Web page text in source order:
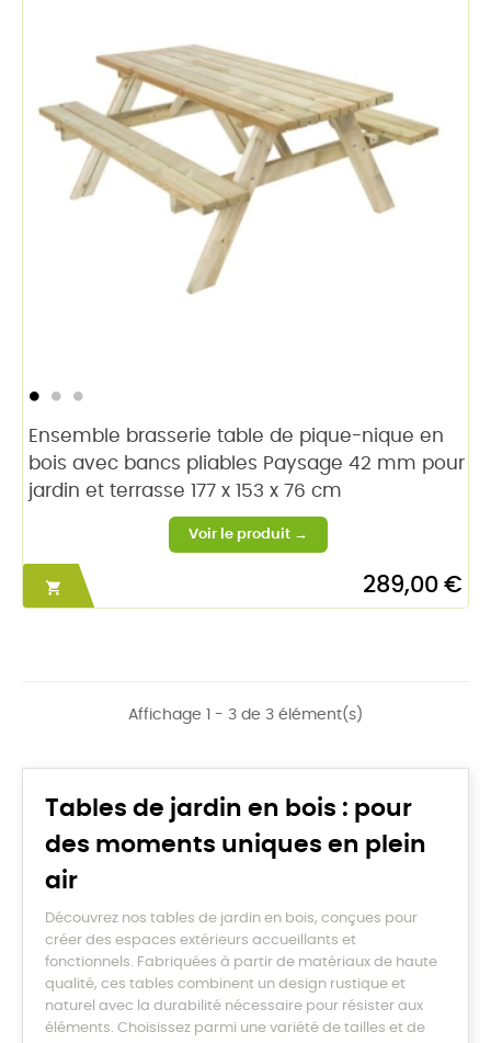
Ensemble brasserie table de pique-nique en
bois avec bancs pliables Paysage 42 mm pour
jardin et terrasse 177 x 153 x 76 cm
 289,00 €
Affichage 1 - 3 de 3 élément(s)
Tables de jardin en bois : pour
des moments uniques en plein
air
Découvrez nos tables de jardin en bois, conçues pour
créer des espaces extérieurs accueillants et
fonctionnels. Fabriquées à partir de matériaux de haute
qualité, ces tables combinent un design rustique et
naturel avec la durabilité nécessaire pour résister aux
éléments. Choisissez parmi une variété de tailles et de